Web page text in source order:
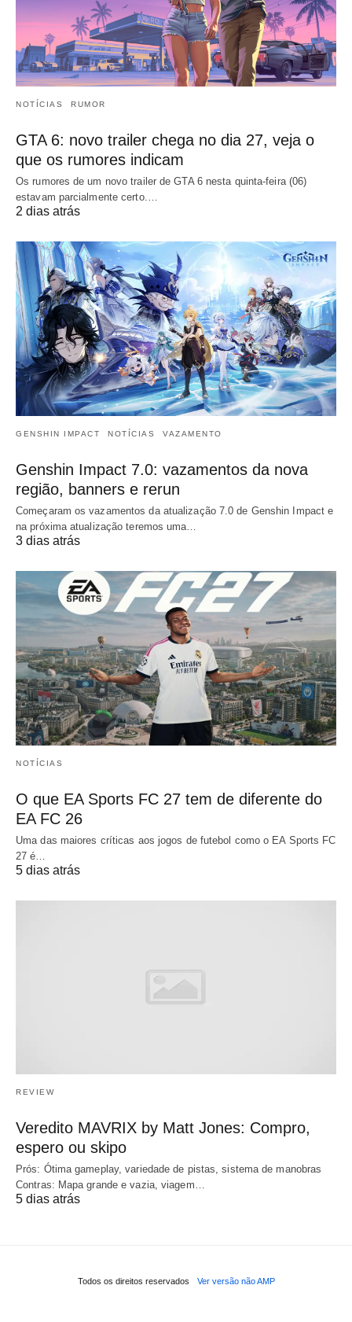
NOTÍCIAS RUMOR
GTA 6: novo trailer chega no dia 27, veja o
que os rumores indicam
Os rumores de um novo trailer de GTA 6 nesta quinta-feira (06)
estavam parcialmente certo.…
2 dias atrás
GENSHIN IMPACT NOTÍCIAS VAZAMENTO
Genshin Impact 7.0: vazamentos da nova
região, banners e rerun
Começaram os vazamentos da atualização 7.0 de Genshin Impact e
na próxima atualização teremos uma…
3 dias atrás
NOTÍCIAS
O que EA Sports FC 27 tem de diferente do
EA FC 26
Uma das maiores críticas aos jogos de futebol como o EA Sports FC
27 é…
5 dias atrás
REVIEW
Veredito MAVRIX by Matt Jones: Compro,
espero ou skipo
Prós: Ótima gameplay, variedade de pistas, sistema de manobras
Contras: Mapa grande e vazia, viagem…
5 dias atrás
Todos os direitos reservados Ver versão não AMP